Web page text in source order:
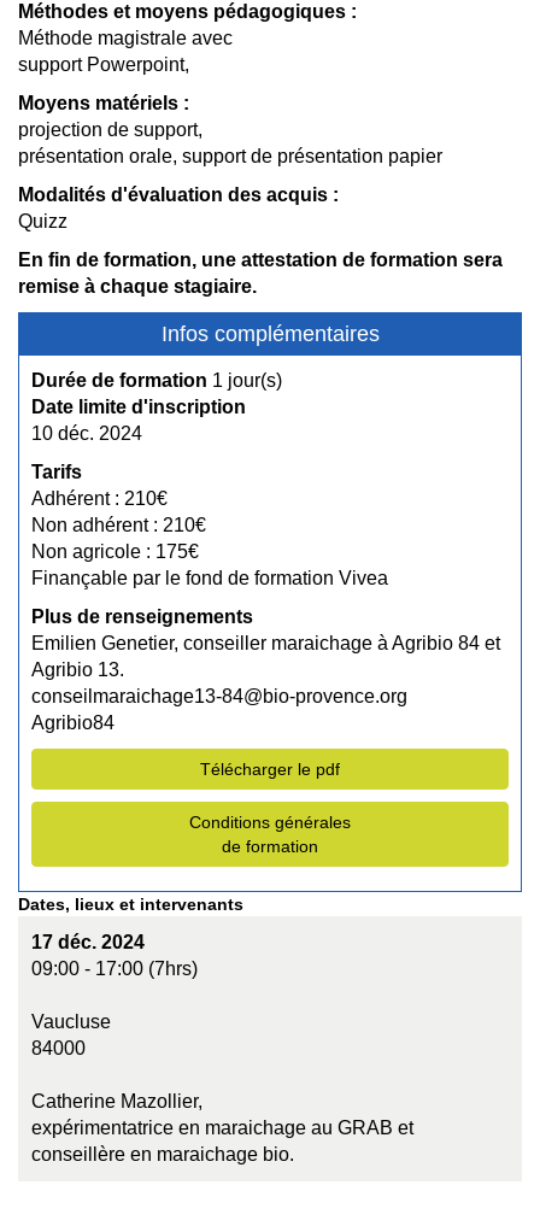
Méthodes et moyens pédagogiques :
Méthode magistrale avec
support Powerpoint,
Moyens matériels :
projection de support,
présentation orale, support de présentation papier
Modalités d'évaluation des acquis :
Quizz
En fin de formation, une attestation de formation sera
remise à chaque stagiaire.
Infos complémentaires
Durée de formation 1 jour(s)
Date limite d'inscription
10 déc. 2024
Tarifs
Adhérent : 210€
Non adhérent : 210€
Non agricole : 175€
Finançable par le fond de formation Vivea
Plus de renseignements
Emilien Genetier, conseiller maraichage à Agribio 84 et
Agribio 13.
conseilmaraichage13-84@bio-provence.org
Agribio84
Télécharger le pdf
Conditions générales
de formation
Dates, lieux et intervenants
17 déc. 2024
09:00 - 17:00 (7hrs)
Vaucluse
84000
Catherine Mazollier,
expérimentatrice en maraichage au GRAB et
conseillère en maraichage bio.